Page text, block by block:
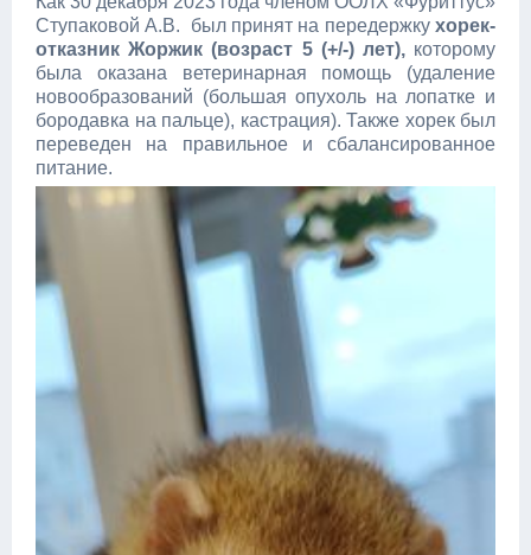
Ступаковой А.В. был принят на передержку хорек-
отказник Жоржик (возраст 5 (+/-) лет), которому
была оказана ветеринарная помощь (удаление
новообразований (большая опухоль на лопатке и
бородавка на пальце), кастрация). Также хорек был
переведен на правильное и сбалансированное
питание.